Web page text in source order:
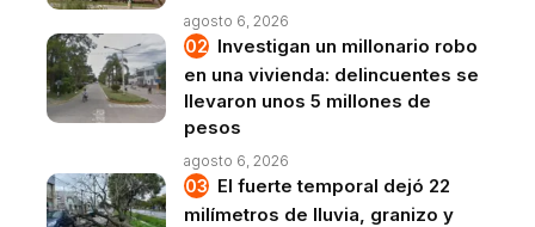
agosto 6, 2026
Investigan un millonario robo
en una vivienda: delincuentes se
llevaron unos 5 millones de
pesos
agosto 6, 2026
El fuerte temporal dejó 22
milímetros de lluvia, granizo y